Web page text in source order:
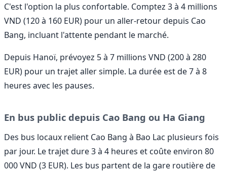
C'est l'option la plus confortable. Comptez 3 à 4 millions
VND (120 à 160 EUR) pour un aller-retour depuis Cao
Bang, incluant l'attente pendant le marché.
Depuis Hanoï, prévoyez 5 à 7 millions VND (200 à 280
EUR) pour un trajet aller simple. La durée est de 7 à 8
heures avec les pauses.
En bus public depuis Cao Bang ou Ha Giang
Des bus locaux relient Cao Bang à Bao Lac plusieurs fois
par jour. Le trajet dure 3 à 4 heures et coûte environ 80
000 VND (3 EUR). Les bus partent de la gare routière de